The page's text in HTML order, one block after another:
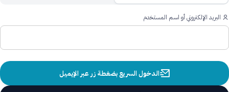
البريد الإلكتروني أو اسم المستخدم
الدخول السريع بضغطة زر عبر الإيميل